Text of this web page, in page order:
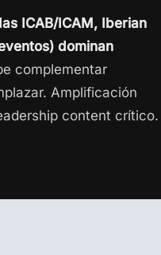
ICAB/ICAM, Iberian
dominan
complementar
Amplificación
content crítico.